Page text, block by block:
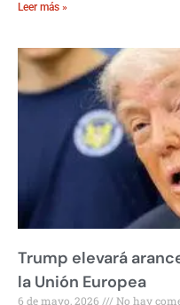
Leer más »
Trump elevará
la Unión Europea
6 de mayo, 2026 No hay